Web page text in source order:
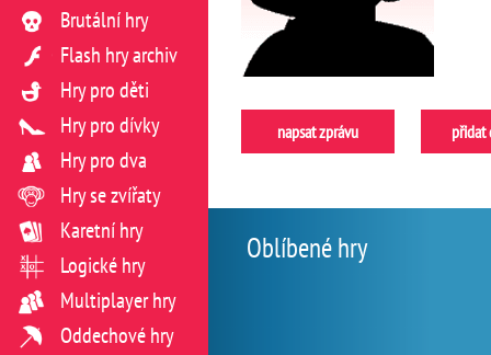
napsat zprávu přidat
Oblíbené hry
Brutální hry
Flash hry archiv
Hry pro děti
Hry pro dívky
Hry pro dva
Hry se zvířaty
Karetní hry
Logické hry
Multiplayer hry
Oddechové hry